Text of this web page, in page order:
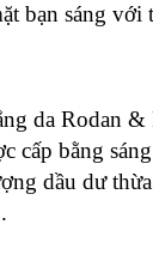
bạn sáng
da Rodan
cấp bằng
dầu dư